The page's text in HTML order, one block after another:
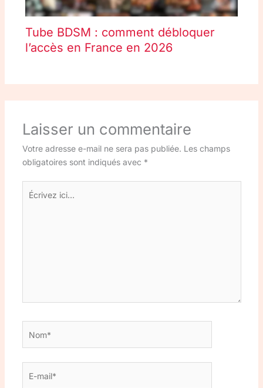
Tube BDSM : comment débloquer
l’accès en France en 2026
Laisser un commentaire
Votre adresse e-mail ne sera pas publiée. Les champs
obligatoires sont indiqués avec *
ici…
mail*